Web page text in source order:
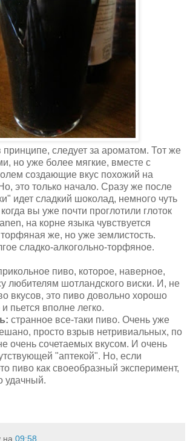
следует за ароматом. Тот же
но уже более мягкие, вместе с
создающие вкус похожий на
это только начало. Сразу же после
идет сладкий шоколад, немного чуть
вы уже почти проглотили глоток
на корне языка чувствуется
же, но уже землистость.
сладко-алкогольно-торфяное.
пиво, которое, наверное,
любителям шотландского виски. И, не
вкусов, это пиво довольно хорошо
пьется вполне легко.
странное все-таки пиво. Очень уже
просто взрыв нетривиальных, по
очень сочетаемых вкусом. И очень
"аптекой". Но, если
пиво как своеобразный эксперимент,
удачный.
на 09:58